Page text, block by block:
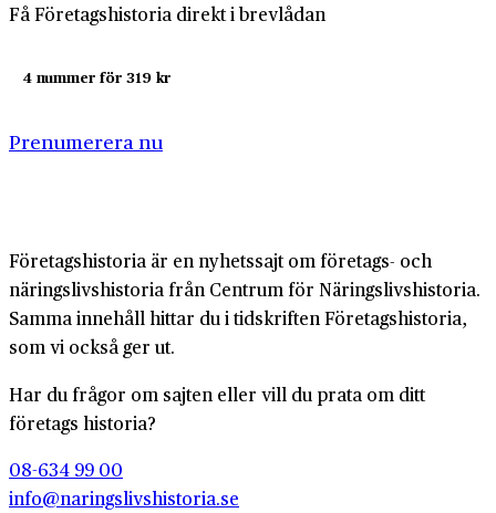
Få Företagshistoria direkt i brevlådan
4 nummer för 319 kr
Prenumerera nu
Företagshistoria är en nyhetssajt om företags- och
näringslivshistoria från Centrum för Näringslivshistoria.
Samma innehåll hittar du i tidskriften Företagshistoria,
som vi också ger ut.
Har du frågor om sajten eller vill du prata om ditt
företags historia?
08-634 99 00
info@naringslivshistoria.se